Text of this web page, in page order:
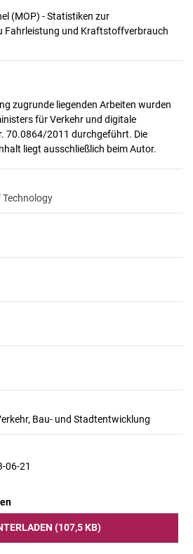
(MOP) - Statistiken zur
Fahrleistung und Kraftstoffverbrauch
zugrunde liegenden Arbeiten wurden
für Verkehr und digitale
70.0864/2011 durchgeführt. Die
Bau- und Stadtentwicklung
06-21
(107,5 KB)